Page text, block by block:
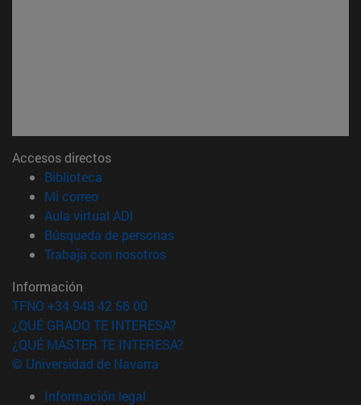
Accesos directos
Biblioteca
Mi correo(abre en nueva ventana)
Aula virtual ADI
Búsqueda de personas(abre en nueva ventana)
Trabaja con nosotros(abre en nueva ventana)
Información
TFNO +34 948 42 56 00
¿QUÉ GRADO TE INTERESA?
¿QUÉ MÁSTER TE INTERESA?
© Universidad de Navarra
Información legal